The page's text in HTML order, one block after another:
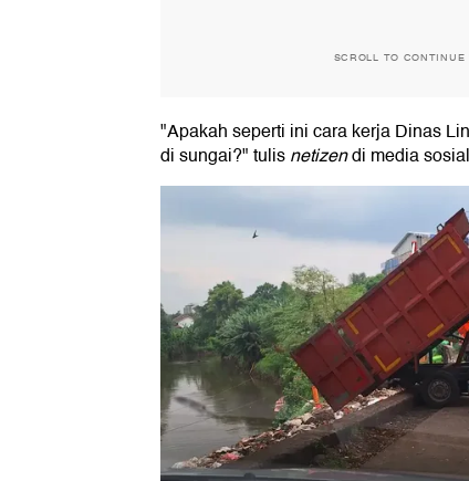
SCROLL TO
"Apakah seperti ini cara kerja Dinas
di sungai?" tulisnetizendi media